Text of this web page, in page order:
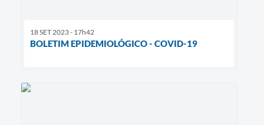
18 SET 2023 - 17h42
BOLETIM EPIDEMIOLÓGICO - COVID-19